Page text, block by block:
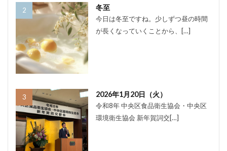
冬至
今日は冬至ですね。少しずつ昼の時間
が長くなっていくことから、[…]
2026年1月20日（火）
令和8年 中央区食品衛生協会・中央区
環境衛生協会 新年賀詞交[…]